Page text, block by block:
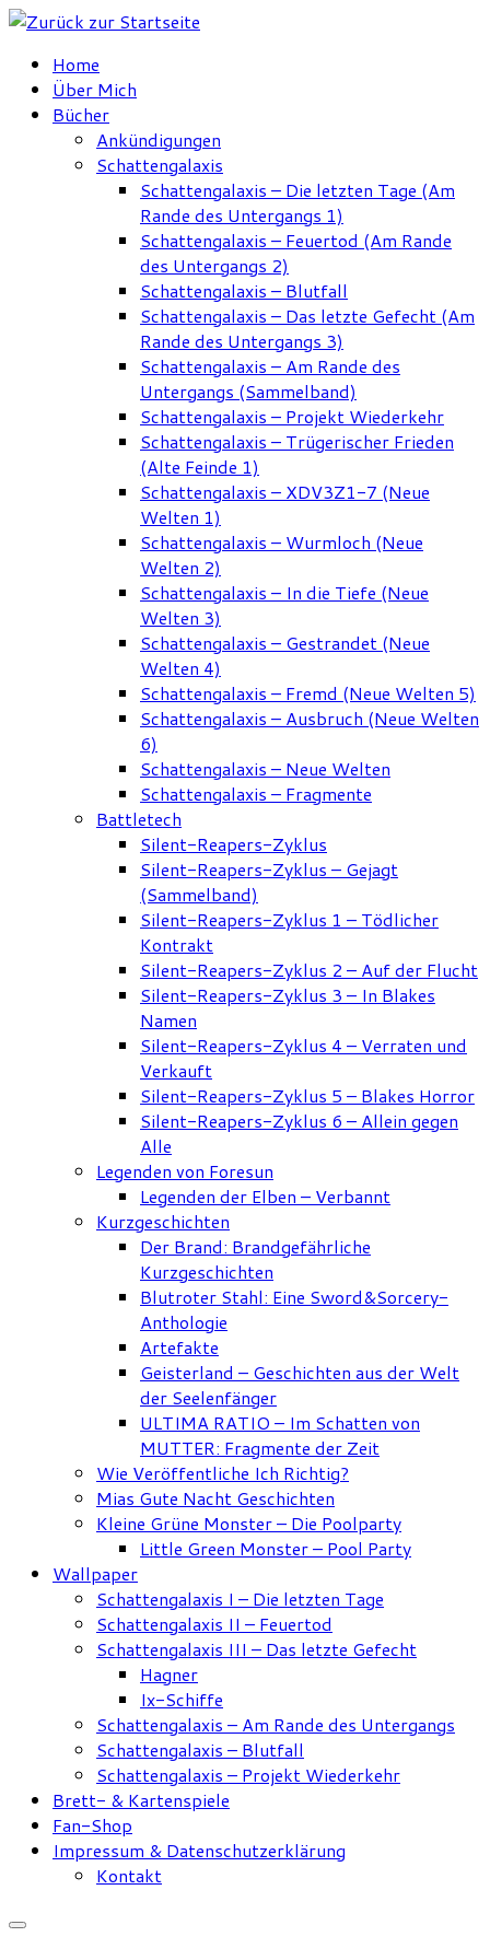
Zum
springenHome
Über Mich
Bücher
Ankündigungen
Schattengalaxis
Schattengalaxis – Die letzten Tage (Am
Rande des Untergangs 1)
Schattengalaxis – Feuertod (Am Rande
des Untergangs 2)
Schattengalaxis – Blutfall
Schattengalaxis – Das letzte Gefecht (Am
Rande des Untergangs 3)
Schattengalaxis – Am Rande des
Untergangs (Sammelband)
Schattengalaxis – Projekt Wiederkehr
Schattengalaxis – Trügerischer Frieden
(Alte Feinde 1)
Schattengalaxis – XDV3Z1-7 (Neue
Welten 1)
Schattengalaxis – Wurmloch (Neue
Welten 2)
Schattengalaxis – In die Tiefe (Neue
Welten 3)
Schattengalaxis – Gestrandet (Neue
Welten 4)
Schattengalaxis – Fremd (Neue Welten 5)
Schattengalaxis – Ausbruch (Neue Welten
6)
Schattengalaxis – Neue Welten
Schattengalaxis – Fragmente
Battletech
Silent-Reapers-Zyklus
Silent-Reapers-Zyklus – Gejagt
(Sammelband)
Silent-Reapers-Zyklus 1 – Tödlicher
Kontrakt
Silent-Reapers-Zyklus 2 – Auf der Flucht
Silent-Reapers-Zyklus 3 – In Blakes
Namen
Silent-Reapers-Zyklus 4 – Verraten und
Verkauft
Silent-Reapers-Zyklus 5 – Blakes Horror
Silent-Reapers-Zyklus 6 – Allein gegen
Alle
Legenden von Foresun
Legenden der Elben – Verbannt
Kurzgeschichten
Der Brand: Brandgefährliche
Kurzgeschichten
Blutroter Stahl: Eine Sword&Sorcery-
Anthologie
Artefakte
Geisterland – Geschichten aus der Welt
der Seelenfänger
ULTIMA RATIO – Im Schatten von
MUTTER: Fragmente der Zeit
Wie Veröffentliche Ich Richtig?
Mias Gute Nacht Geschichten
Kleine Grüne Monster – Die Poolparty
Little Green Monster – Pool Party
Wallpaper
Schattengalaxis I – Die letzten Tage
Schattengalaxis II – Feuertod
Schattengalaxis III – Das letzte Gefecht
Hagner
Ix-Schiffe
Schattengalaxis – Am Rande des Untergangs
Schattengalaxis – Blutfall
Schattengalaxis – Projekt Wiederkehr
Brett- & Kartenspiele
Fan-Shop
Impressum & Datenschutzerklärung
Kontakt